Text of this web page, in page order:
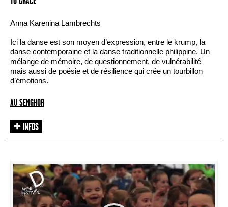
Anna Karenina Lambrechts
Ici la danse est son moyen d’expression, entre le krump, la
danse contemporaine et la danse traditionnelle philippine. Un
mélange de mémoire, de questionnement, de vulnérabilité
mais aussi de poésie et de résilience qui crée un tourbillon
d’émotions.
AU SENGHOR